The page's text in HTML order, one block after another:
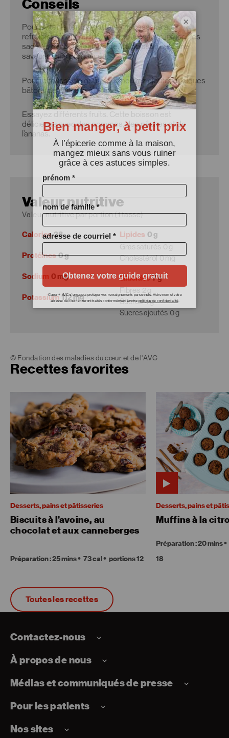
Conseils
Pour éviter le temps d’attente nécessaire au
refroidissement du thé, vous pouvez faire infuser les
sachets dans de l’eau froide. La boisson aura une
saveur moins prononcée.
Pour rehausser le goût, vous pouvez ajouter quelques
bâtons de cannelle à l’étape 2.
Essayez différents fruits. Cette boisson est
délicieuse avec des pommes, des pêches et de
l’ananas.
Valeur nutritive
Valeur nutritive par portion (1 tasse)
Calories 28
Protéines0 g
Sodium 0 mg
Potassium 112 mg
Lipides 0 g
Gras saturés 0 g
Cholestérol 0 mg
Glucides7 g
Fibres 2 g
Sucres 4 g
Sucres ajoutés 0 g
© Fondation des maladies du cœur et de l'AVC
Recettes favorites
Desserts, pains et pâtisseries
Biscuits à l’avoine, au
chocolat et aux canneberges
Préparation : 25 mins 73 cal portions 12
Desserts, pains et
Muffins à la
Préparation : 20 mins
18
Toutes les recettes
Contactez-nous
À propos de nous
Médias et communiqués de presse
Pour les patients
Nos sites
×